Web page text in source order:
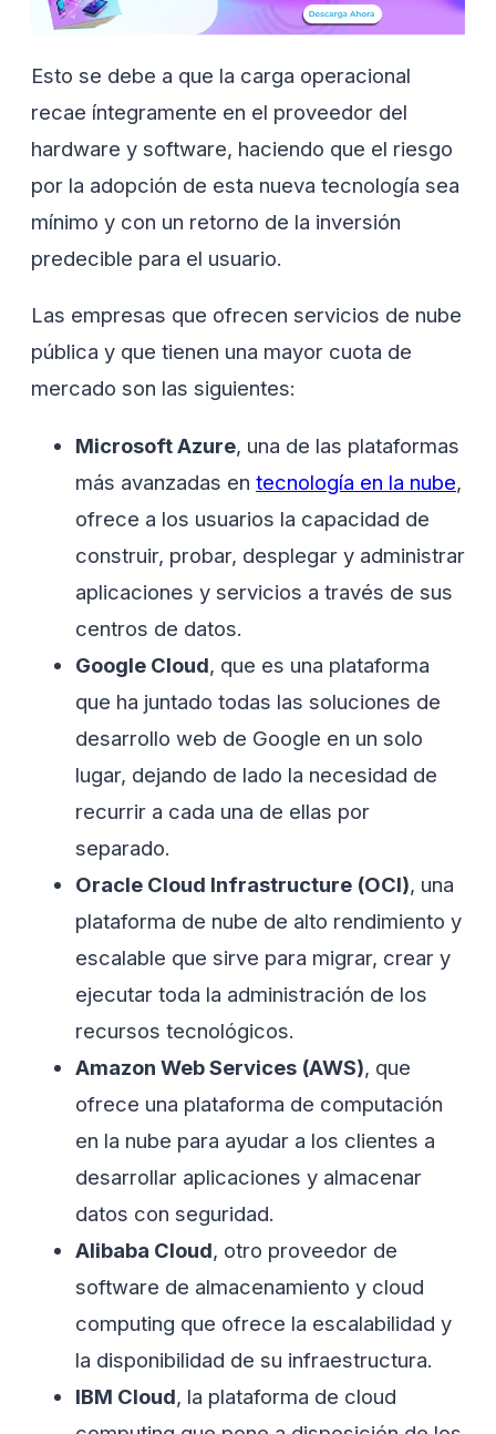
Esto se debe a que la carga operacional
recae íntegramente en el proveedor del
hardware y software, haciendo que el riesgo
por la adopción de esta nueva tecnología sea
mínimo y con un retorno de la inversión
predecible para el usuario.
Las empresas que ofrecen servicios de nube
pública y que tienen una mayor cuota de
mercado son las siguientes:
Microsoft Azure, una de las plataformas
más avanzadas en tecnología en la nube,
ofrece a los usuarios la capacidad de
construir, probar, desplegar y administrar
aplicaciones y servicios a través de sus
centros de datos.
Google Cloud, que es una plataforma
que ha juntado todas las soluciones de
desarrollo web de Google en un solo
lugar, dejando de lado la necesidad de
recurrir a cada una de ellas por
separado.
Oracle Cloud Infrastructure (OCI), una
plataforma de nube de alto rendimiento y
escalable que sirve para migrar, crear y
ejecutar toda la administración de los
recursos tecnológicos.
Amazon Web Services (AWS), que
ofrece una plataforma de computación
en la nube para ayudar a los clientes a
desarrollar aplicaciones y almacenar
datos con seguridad.
Alibaba Cloud, otro proveedor de
software de almacenamiento y cloud
computing que ofrece la escalabilidad y
la disponibilidad de su infraestructura.
IBM Cloud, la plataforma de cloud